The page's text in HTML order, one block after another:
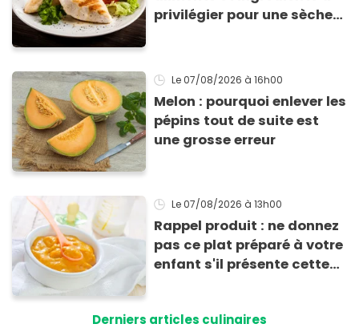
privilégier pour une sèche
Le 07/08/2026 à 16h00
Melon : pourquoi enlever les
pépins tout de suite est
une grosse erreur
Le 07/08/2026 à 13h00
Rappel produit : ne donnez
pas ce plat préparé à votre
enfant s'il présente cette
Derniers articles culinaires